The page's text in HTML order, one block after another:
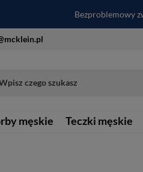
Bezproblemowy
męskie Teczki męskie